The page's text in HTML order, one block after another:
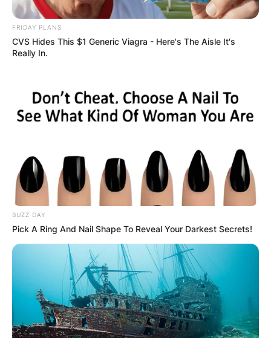
Петка – заштитничка на жените,
болните и сиромашните
Денеска, 27 октомври, Православната црква го
одбележува празникот на Преподобната мајка
и чудотворка Параскева, позната и како Света
Петка. Таа
FRIDAY PLANS
CVS Hides This $1 Generic Viagra - Here's The Aisle It's
Really In.
BUZZ DAY
Pick A Ring And Nail Shape To Reveal Your Darkest Secrets!